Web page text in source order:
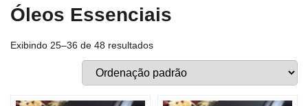
Óleos Essenciais
Exibindo 25–36 de 48 resultados